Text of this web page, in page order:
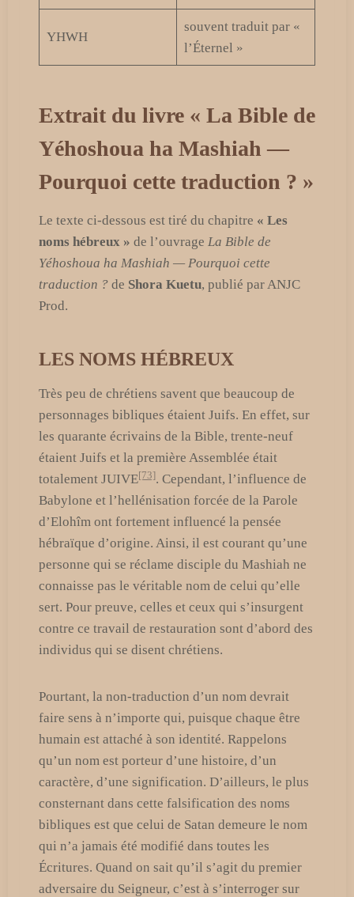
YHWH
souvent traduit par «
l’Éternel »
Extrait du livre « La Bible de
Yéhoshoua ha Mashiah —
Pourquoi cette traduction ? »
Le texte ci-dessous est tiré du chapitre « Les
noms hébreux » de l’ouvrage La Bible de
Yéhoshoua ha Mashiah — Pourquoi cette
traduction ? de Shora Kuetu, publié par ANJC
Prod.
LES NOMS HÉBREUX
Très peu de chrétiens savent que beaucoup de
personnages bibliques étaient Juifs. En effet, sur
les quarante écrivains de la Bible, trente-neuf
étaient Juifs et la première Assemblée était
totalement JUIVE[73]. Cependant, l’influence de
Babylone et l’hellénisation forcée de la Parole
d’Elohîm ont fortement influencé la pensée
hébraïque d’origine. Ainsi, il est courant qu’une
personne qui se réclame disciple du Mashiah ne
connaisse pas le véritable nom de celui qu’elle
sert. Pour preuve, celles et ceux qui s’insurgent
contre ce travail de restauration sont d’abord des
individus qui se disent chrétiens.
Pourtant, la non-traduction d’un nom devrait
faire sens à n’importe qui, puisque chaque être
humain est attaché à son identité. Rappelons
qu’un nom est porteur d’une histoire, d’un
caractère, d’une signification. D’ailleurs, le plus
consternant dans cette falsification des noms
bibliques est que celui de Satan demeure le nom
qui n’a jamais été modifié dans toutes les
Écritures. Quand on sait qu’il s’agit du premier
adversaire du Seigneur, c’est à s’interroger sur